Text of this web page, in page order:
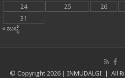
24
25 26
31
« ಜುಲೈ
© Copyright 2026 | INMUDALGI | All